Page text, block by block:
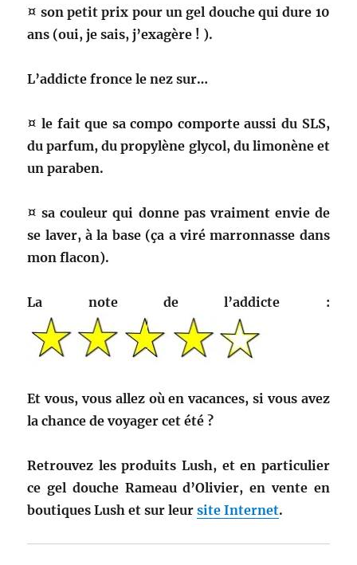
¤ son petit prix pour un gel douche qui dure 10
ans (oui, je sais, j’exagère ! ).
L’addicte fronce le nez sur…
¤ le fait que sa compo comporte aussi du SLS,
du parfum, du propylène glycol, du limonène et
un paraben.
¤ sa couleur qui donne pas vraiment envie de
se laver, à la base (ça a viré marronnasse dans
mon flacon).
La note de l’addicte :
Et vous, vous allez où en vacances, si vous avez
la chance de voyager cet été ?
Retrouvez les produits Lush, et en particulier
ce gel douche Rameau d’Olivier, en vente en
boutiques Lush et sur leursite Internet.